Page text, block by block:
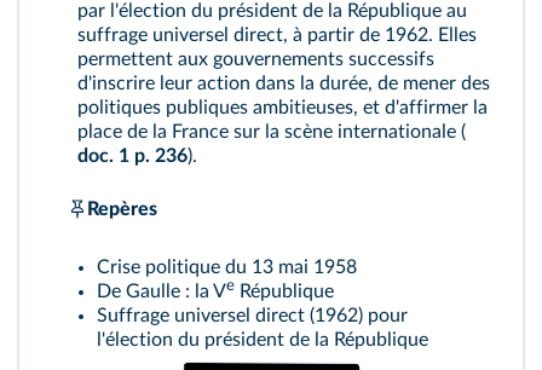
par l'élection du président de la République au
suffrage universel direct, à partir de 1962. Elles
permettent aux gouvernements successifs
d'inscrire leur action dans la durée, de mener des
politiques publiques ambitieuses, et d'affirmer la
place de la France sur la scène internationale (
doc. 1 p. 236).
Repères
Crise politique du 13 mai 1958
De Gaulle : la Ve République
Suffrage universel direct (1962) pour
l'élection du président de la République